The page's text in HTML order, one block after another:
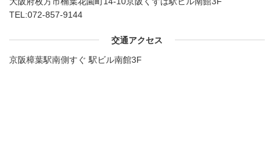
TEL:072-857-9144
交通アクセス
京阪樟葉駅南側すぐ 駅ビル南館3F